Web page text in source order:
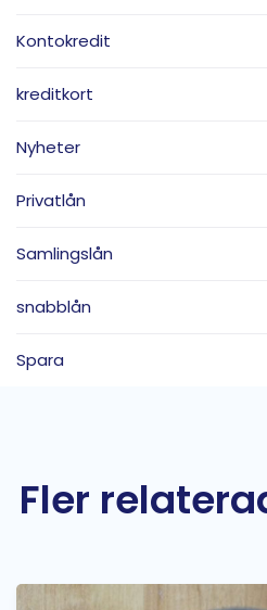
Kontokredit
kreditkort
Nyheter
Privatlån
Samlingslån
snabblån
Spara
Fler